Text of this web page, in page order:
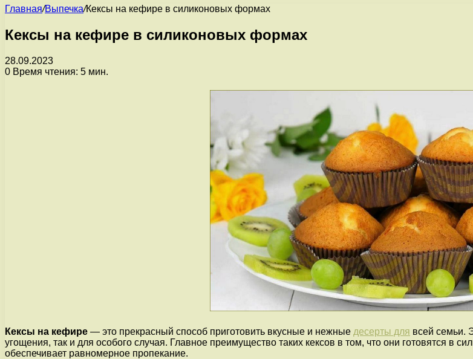
Главная/Выпечка/Кексы на кефире в силиконовых формах
Кексы на кефире в силиконовых формах
28.09.2023
0 Время чтения: 5 мин.
Кексы на кефире — это прекрасный способ приготовить вкусные и нежные десерты для всей семьи.
угощения, так и для особого случая. Главное преимущество таких кексов в том, что они готовятся в
обеспечивает равномерное пропекание.